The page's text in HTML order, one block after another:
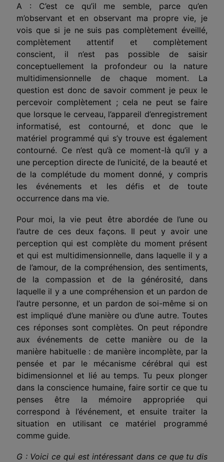
A : C’est ce qu’il me semble, parce qu’en
m’observant et en observant ma propre vie, je
vois que si je ne suis pas complètement éveillé,
complètement attentif et complètement
conscient, il n’est pas possible de saisir
conceptuellement la profondeur ou la nature
multidimensionnelle de chaque moment. La
question est donc de savoir comment je peux le
percevoir complètement ; cela ne peut se faire
que lorsque le cerveau, l’appareil d’enregistrement
informatisé, est contourné, et donc que le
matériel programmé qui s’y trouve est également
contourné. Ce n’est qu’à ce moment-là qu’il y a
une perception directe de l’unicité, de la beauté et
de la complétude du moment donné, y compris
les événements et les défis et de toute
occurrence dans ma vie.
Pour moi, la vie peut être abordée de l’une ou
l’autre de ces deux façons. Il peut y avoir une
perception qui est complète du moment présent
et qui est multidimensionnelle, dans laquelle il y a
de l’amour, de la compréhension, des sentiments,
de la compassion et de la générosité, dans
laquelle il y a une compréhension et un pardon de
l’autre personne, et un pardon de soi-même si on
est impliqué d’une manière ou d’une autre. Toutes
ces réponses sont complètes. On peut répondre
aux événements de cette manière ou de la
manière habituelle : de manière incomplète, par la
pensée et par le mécanisme cérébral qui est
bidimensionnel et lié au temps. Tu peux plonger
dans la conscience humaine, faire sortir ce que tu
penses être la mémoire appropriée qui
correspond à l’événement, et ensuite traiter la
situation en utilisant ce matériel programmé
comme guide.
G : Voici ce qui est intéressant dans ce que tu dis